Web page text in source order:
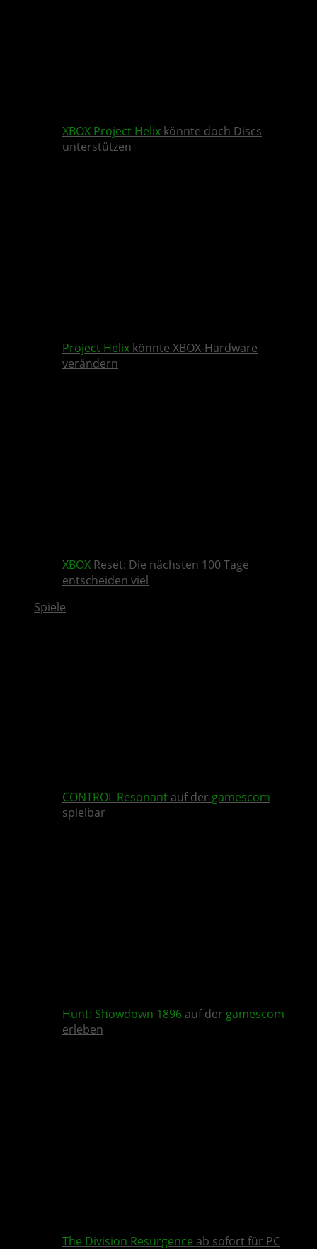
XBOX Project Helix könnte doch Discs
unterstützen
Project Helix könnte XBOX-Hardware
verändern
XBOX Reset: Die nächsten 100 Tage
entscheiden viel
Spiele
CONTROL Resonant auf der gamescom
spielbar
Hunt: Showdown 1896 auf der gamescom
erleben
The Division Resurgence ab sofort für PC